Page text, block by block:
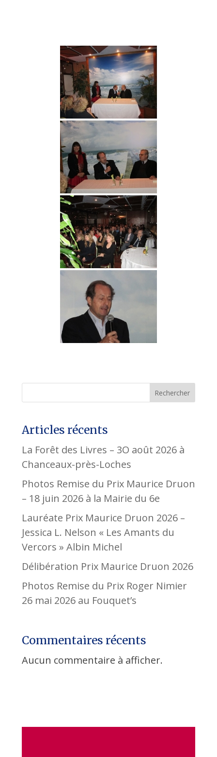
Rechercher
Articles récents
La Forêt des Livres – 3O août 2026 à
Chanceaux-près-Loches
Photos Remise du Prix Maurice Druon
– 18 juin 2026 à la Mairie du 6e
Lauréate Prix Maurice Druon 2026 –
Jessica L. Nelson « Les Amants du
Vercors » Albin Michel
Délibération Prix Maurice Druon 2026
Photos Remise du Prix Roger Nimier
26 mai 2026 au Fouquet’s
Commentaires récents
Aucun commentaire à afficher.